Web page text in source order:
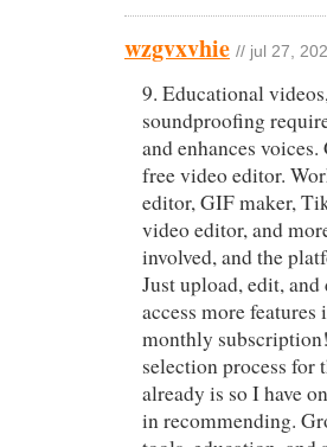
wzgvxvhie // jul 27,
9. Educational
soundproofing
and enhances
free video editor.
editor, GIF maker,
video editor, and
involved, and the
Just upload, edit,
access more
monthly
selection process for
already is so I have
in recommending.